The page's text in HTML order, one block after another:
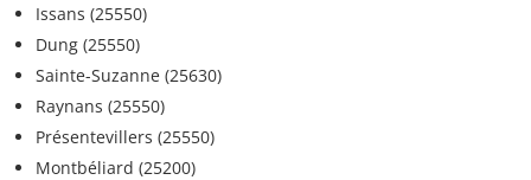
Issans (25550)
Dung (25550)
Sainte-Suzanne (25630)
Raynans (25550)
Présentevillers (25550)
Montbéliard (25200)